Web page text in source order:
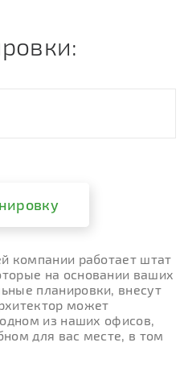
компании работает штат
на основании ваших
планировки, внесут
может
из наших офисов,
для вас месте, в том